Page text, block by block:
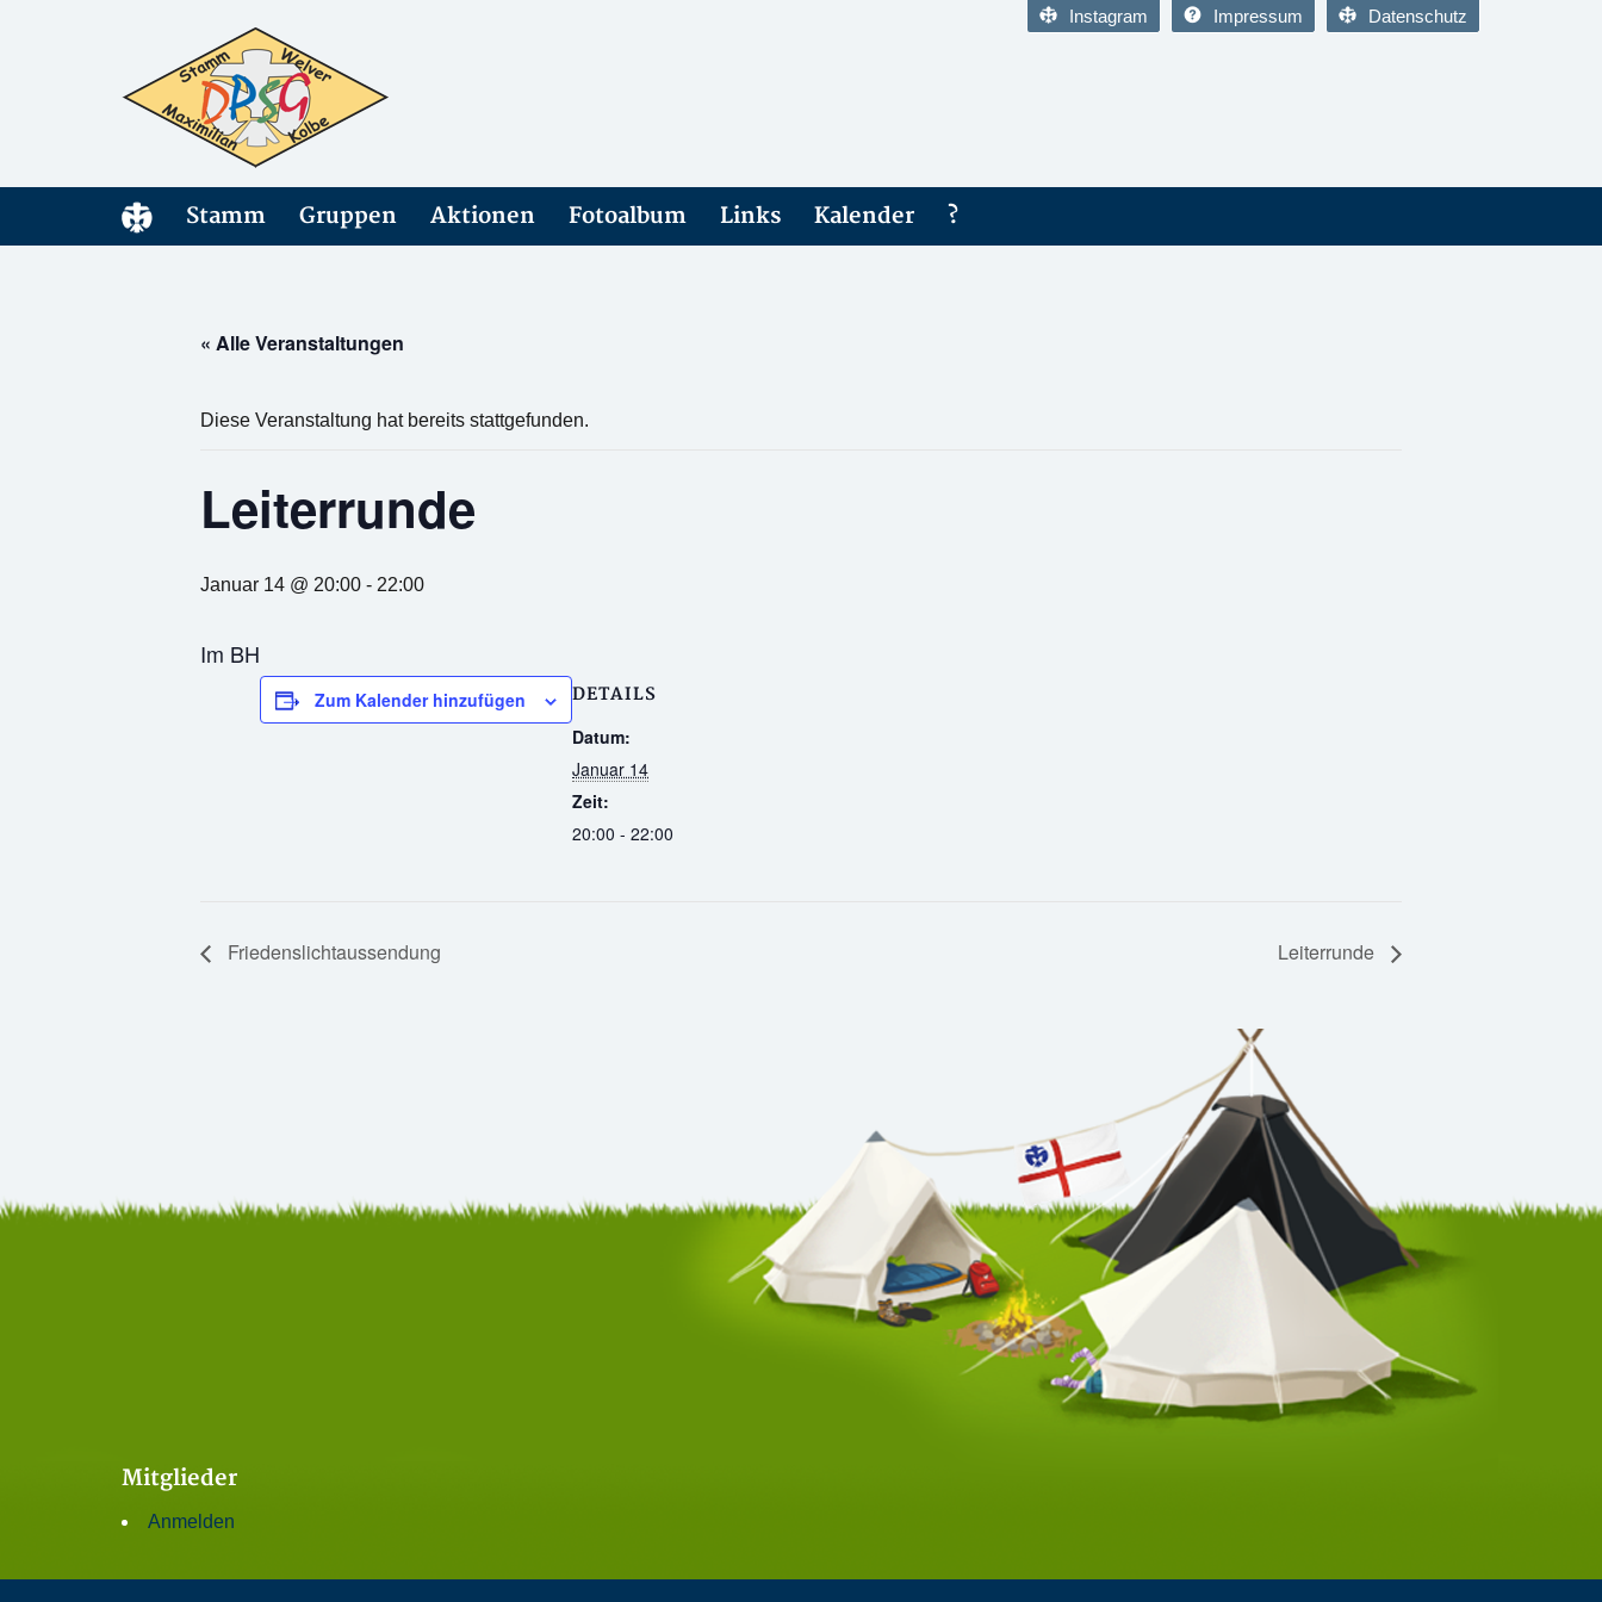
Instagram Impressum Datenschutz
Stamm Gruppen Aktionen Fotoalbum Links Kalender ?
« Alle Veranstaltungen
Diese Veranstaltung hat bereits stattgefunden.
Leiterrunde
Januar 14 @ 20:00 - 22:00
Im BH
Zum Kalender hinzufügen DETAILS
Datum:
Januar 14
Zeit:
20:00 - 22:00
Friedenslichtaussendung Leiterrunde
Mitglieder
Anmelden